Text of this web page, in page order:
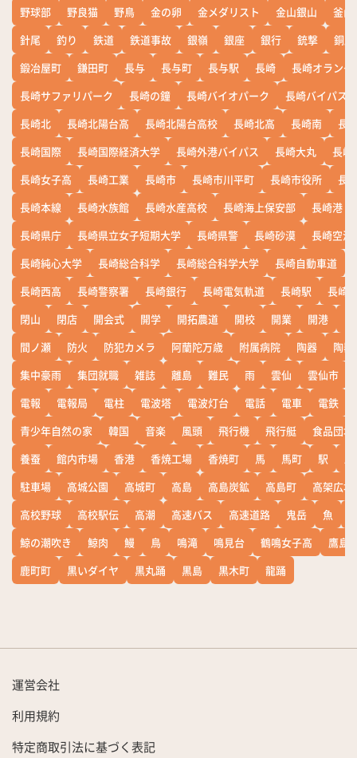
野球部
野良猫 野鳥 金の卵 金メダリスト 金山銀山
釜山
針尾
釣り 鉄道 鉄道事故 銀嶺 銀座 銀行 銃撃
銅座
鍛冶屋町
鎌田町 長与 長与町 長与駅 長崎
長崎オランダ
長崎サファリパーク
長崎の鐘 長崎バイオパーク
長崎バイパス
長崎北
長崎北陽台高 長崎北陽台高校 長崎北高 長崎南
長
長崎国際
長崎国際経済大学 長崎外港バイパス 長崎大丸
長崎
長崎女子高
長崎工業 長崎市 長崎市川平町 長崎市役所
長
長崎本線
長崎水族館 長崎水産高校 長崎海上保安部
長崎港
長崎県庁
長崎県立女子短期大学 長崎県警 長崎砂漠
長崎空港
長崎純心大学
長崎総合科学 長崎総合科学大学 長崎自動車道
長崎西高
長崎警察署 長崎銀行 長崎電気軌道 長崎駅
長崎
閉山
閉店 開会式 開学 開拓農道 開校 開業 開港
間ノ瀬
防火 防犯カメラ 阿蘭陀万歳 附属病院 陶器
陶器
集中豪雨
集団就職 雑誌 離島 難民 雨 雲仙 雲仙市
電報
電報局 電柱 電波塔 電波灯台 電話 電車 電鉄
青少年自然の家
韓国 音楽 風頭 飛行機 飛行艇
食品団地
養蚕
館内市場 香港 香焼工場 香焼町 馬 馬町 駅
駐車場
高城公園 高城町 高島 高島炭鉱 高島町
高架広場
高校野球
高校駅伝 高潮 高速バス 高速道路 鬼岳 魚
鯨の潮吹き
鯨肉 鰻 鳥 鳴滝 鳴見台 鶴鳴女子高
鷹島
鹿町町
黒いダイヤ 黒丸踊 黒島 黒木町 龍踊
運営会社
利用規約
特定商取引法に基づく表記